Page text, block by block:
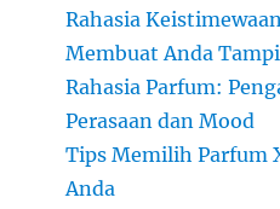
Rahasia
Membuat Anda
Rahasia Parfum:
Perasaan dan Mood
Tips Memilih Parfum
Anda